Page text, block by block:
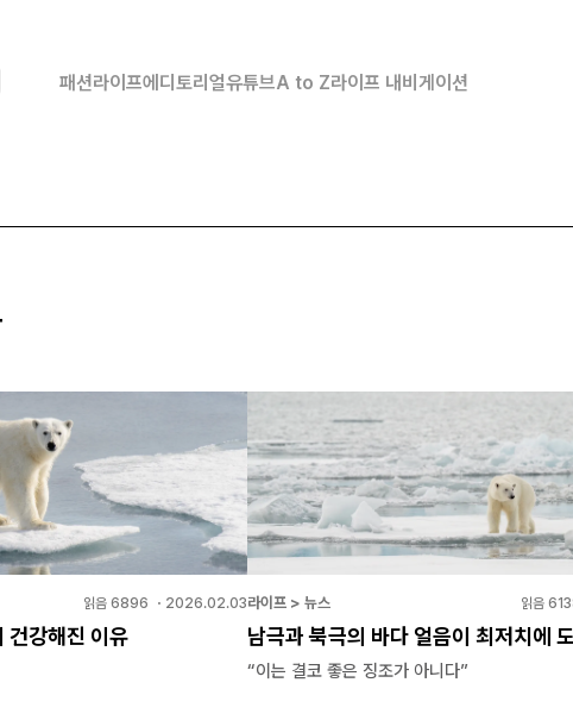
패션라이프에디토리얼유튜브A to Z라이프 내비게이션
읽음 6896 ・ 2026.02.03
건강해진 이유
라이프 > 뉴스 읽음
남극과 북극의 바다 얼음이 최저치에
“이는 결코 좋은 징조가 아니다”